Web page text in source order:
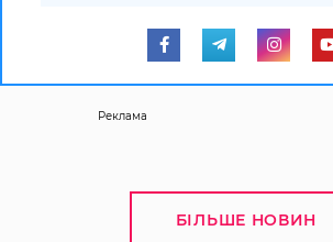
Реклама
БІЛЬШЕ НОВИН